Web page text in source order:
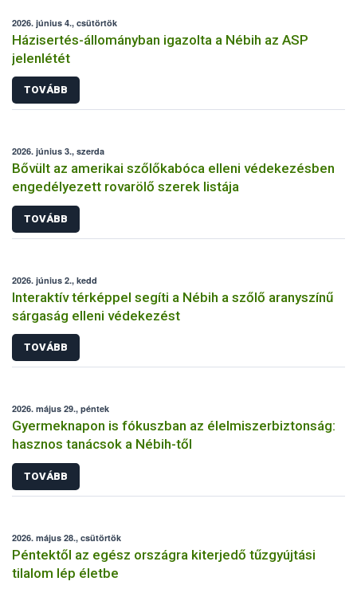
2026. június 4., csütörtök
Házisertés-állományban igazolta a Nébih az ASP
jelenlétét
TOVÁBB
2026. június 3., szerda
Bővült az amerikai szőlőkabóca elleni védekezésben
engedélyezett rovarölő szerek listája
TOVÁBB
2026. június 2., kedd
Interaktív térképpel segíti a Nébih a szőlő aranyszínű
sárgaság elleni védekezést
TOVÁBB
2026. május 29., péntek
Gyermeknapon is fókuszban az élelmiszerbiztonság:
hasznos tanácsok a Nébih-től
TOVÁBB
2026. május 28., csütörtök
Péntektől az egész országra kiterjedő tűzgyújtási
tilalom lép életbe